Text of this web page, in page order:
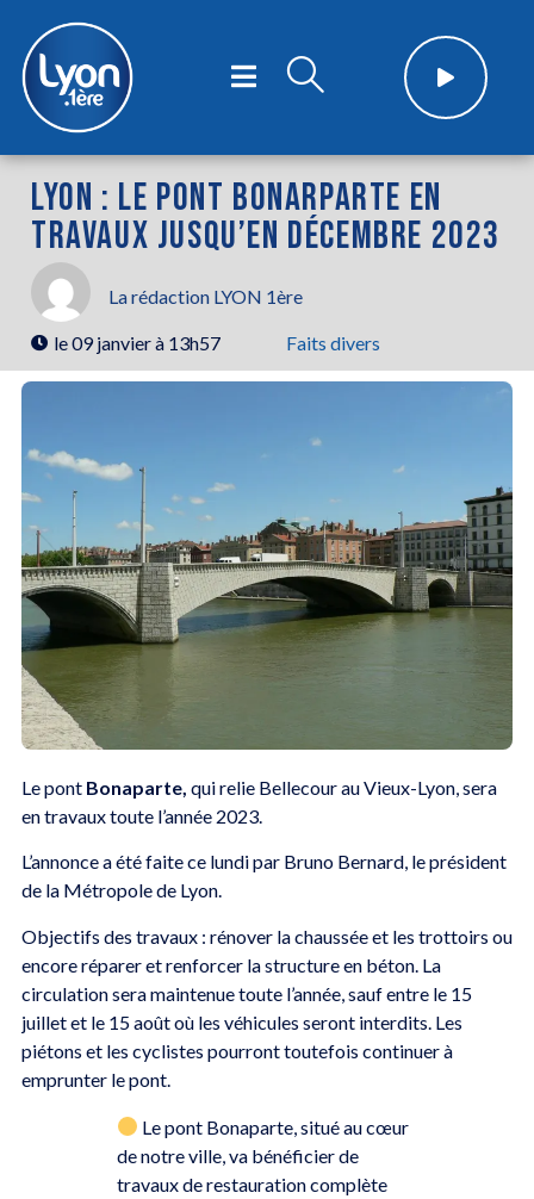
LYON : LE PONT BONARPARTE EN
TRAVAUX JUSQU’EN DÉCEMBRE 2023
La rédaction LYON 1ère
le09 janvier à 13h57 Faits divers
Le pontBonaparte, qui relie Bellecour au Vieux-Lyon, sera
en travaux toute l’année 2023.
L’annonce a été faite ce lundi par Bruno Bernard, le président
de la Métropole de Lyon.
Objectifs des travaux : rénover la chaussée et les trottoirs ou
encore réparer et renforcer la structure en béton. La
circulation sera maintenue toute l’année, sauf entre le 15
juillet et le 15 août où les véhicules seront interdits. Les
piétons et les cyclistes pourront toutefois continuer à
emprunter le pont.
Le pont Bonaparte, situé au cœur
de notre ville, va bénéficier de
travaux de restauration complète